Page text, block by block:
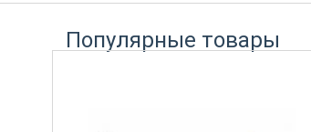
Популярные товары